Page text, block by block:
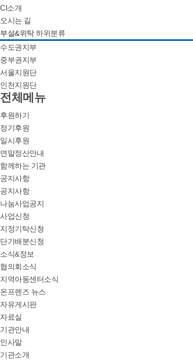
CI소개
오시는 길
부설&위탁 하위분류
수도권지부
중부권지부
서울지원단
인천지원단
전체메뉴
후원하기
정기후원
일시후원
연말정산안내
함께하는 기관
공지사항
공지사항
나눔사업공지
사업신청
지정기탁신청
단기배분신청
소식&정보
협의회소식
지역아동센터소식
온프렌즈 뉴스
자유게시판
자료실
기관안내
인사말
기관소개